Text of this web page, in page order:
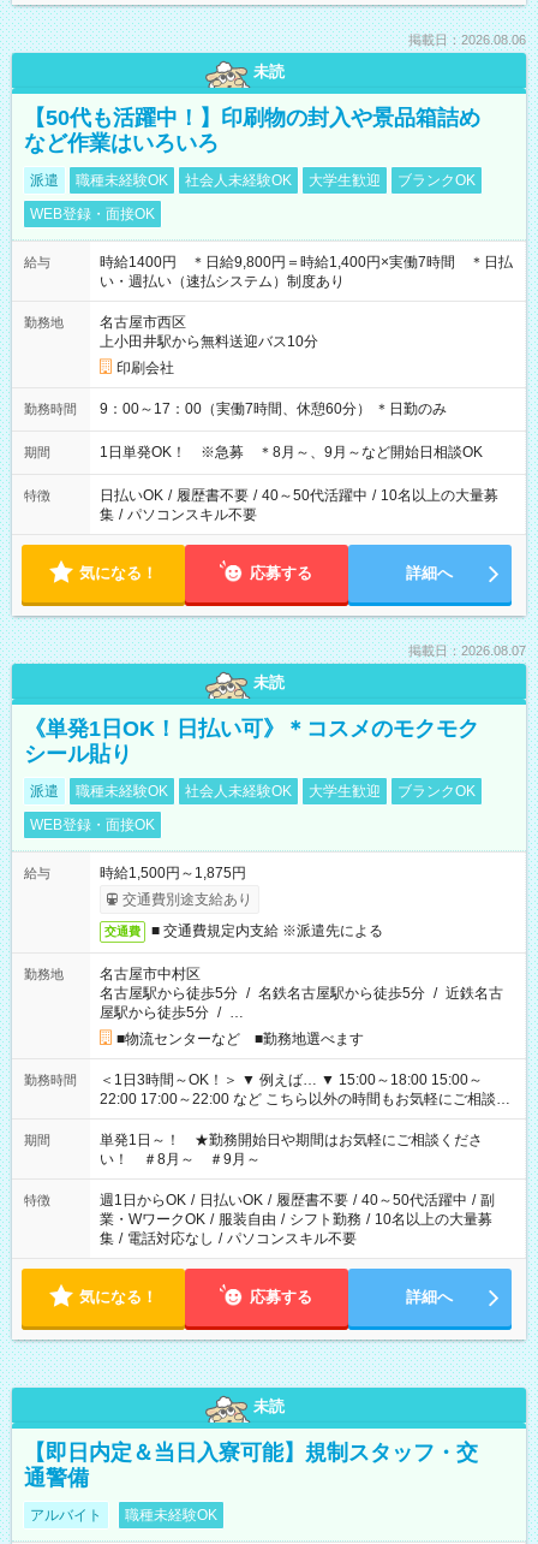
掲載日：2026.08.06
未読
【50代も活躍中！】印刷物の封入や景品箱詰め
など作業はいろいろ
派遣 職種未経験OK 社会人未経験OK 大学生歓迎
ブランクOK
WEB登録・面接OK
給与
時給1400円 ＊日給9,800円＝時給1,400円×実働7時間 ＊日払
い・週払い（速払システム）制度あり
勤務地
名古屋市西区
上小田井駅から無料送迎バス10分
印刷会社
勤務時間 9：00～17：00（実働7時間、休憩60分） ＊日勤のみ
期間 1日単発OK！ ※急募 ＊8月～、9月～など開始日相談OK
特徴 日払いOK / 履歴書不要 / 40～50代活躍中 / 10名以上の大量募
集 / パソコンスキル不要
気になる！ 応募する 詳細へ
掲載日：2026.08.07
未読
《単発1日OK！日払い可》＊コスメのモクモク
シール貼り
派遣 職種未経験OK 社会人未経験OK 大学生歓迎
ブランクOK
WEB登録・面接OK
給与
時給1,500円～1,875円
交通費別途支給あり
交通費 ■ 交通費規定内支給 ※派遣先による
勤務地
名古屋市中村区
名古屋駅から徒歩5分 / 名鉄名古屋駅から徒歩5分 / 近鉄名古
屋駅から徒歩5分 / …
■物流センターなど ■勤務地選べます
勤務時間
＜1日3時間～OK！＞ ▼ 例えば… ▼ 15:00～18:00 15:00～
22:00 17:00～22:00 など こちら以外の時間もお気軽にご相談く
ださい！
期間
単発1日～！ ★勤務開始日や期間はお気軽にご相談くださ
い！ ＃8月～ ＃9月～
特徴 週1日からOK / 日払いOK / 履歴書不要 / 40～50代活躍中 / 副
業・WワークOK / 服装自由 / シフト勤務 / 10名以上の大量募
集 / 電話対応なし / パソコンスキル不要
気になる！ 応募する 詳細へ
未読
【即日内定＆当日入寮可能】規制スタッフ・交
通警備
アルバイト 職種未経験OK